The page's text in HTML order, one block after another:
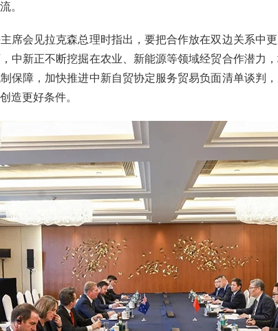
。
席会见拉克森总理时指出，要把合作放在双边关系中
中新正不断挖掘在农业、新能源等领域经贸合作潜力
保障，加快推进中新自贸协定服务贸易负面清单谈判
造更好条件。